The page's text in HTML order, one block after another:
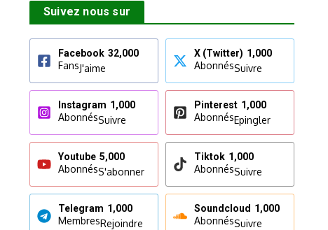
Suivez nous sur
Facebook 32,000
FansJ'aime
X (Twitter) 1,000
AbonnésSuivre
Instagram 1,000
AbonnésSuivre
Pinterest 1,000
AbonnésEpingler
Youtube 5,000
AbonnésS'abonner
Tiktok 1,000
AbonnésSuivre
Telegram 1,000
MembresRejoindre
Soundcloud 1,000
AbonnésSuivre